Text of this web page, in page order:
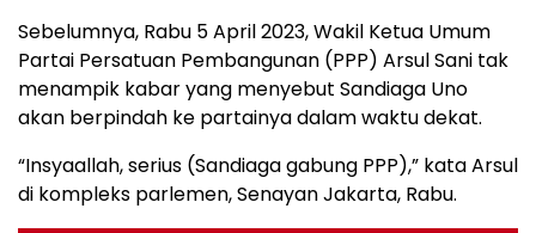
Sebelumnya, Rabu 5 April 2023, Wakil Ketua Umum
Partai Persatuan Pembangunan (PPP) Arsul Sani tak
menampik kabar yang menyebut Sandiaga Uno
akan berpindah ke partainya dalam waktu dekat.
“Insyaallah, serius (Sandiaga gabung PPP),” kata Arsul
di kompleks parlemen, Senayan Jakarta, Rabu.